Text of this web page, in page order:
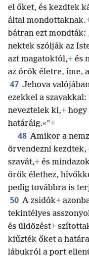
el őket, és kezdtek
által mondottaknak.
bátran ezt mondták:
nektek szólják az
azt magatoktól,+ és
az örök életre, íme,
47 Jehova
ezekkel a szavakkal:
neveztelek ki,+ hogy
határáig.«”+
48 Amikor a
örvendezni
szavát,+ és
örök élethez,
pedig továbbra is
50 A zsidók+
tekintélyes
és üldözést+
kiűzték őket a
lábukról a port